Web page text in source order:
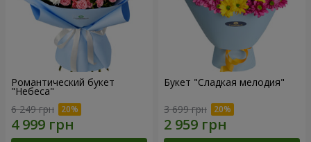
Романтический букет
"Небеса"
6 249 грн
Букет "Сладкая мелодия"
3 699 грн